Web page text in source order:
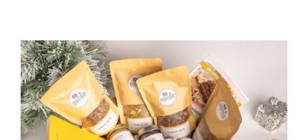
Produits sains
Click and collect
Traiteur